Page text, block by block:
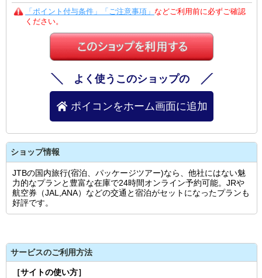
「ポイント付与条件」「ご注意事項」 などご利用前に必ずご確認
ください。
よく使うこのショップの
ポイコンをホーム画面に追加
ショップ情報
JTBの国内旅行(宿泊、パッケージツアー)なら、他社にはない魅
力的なプランと豊富な在庫で24時間オンライン予約可能。JRや
航空券（JAL,ANA）などの交通と宿泊がセットになったプランも
好評です。
サービスのご利用方法
［サイトの使い方］